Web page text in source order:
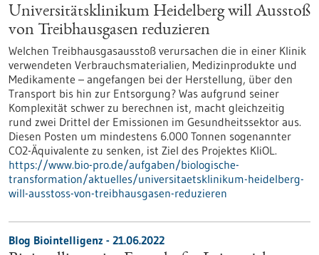
Universitätsklinikum Heidelberg will Ausstoß
von Treibhausgasen reduzieren
Welchen Treibhausgasausstoß verursachen die in einer Klinik
verwendeten Verbrauchsmaterialien, Medizinprodukte und
Medikamente – angefangen bei der Herstellung, über den
Transport bis hin zur Entsorgung? Was aufgrund seiner
Komplexität schwer zu berechnen ist, macht gleichzeitig
rund zwei Drittel der Emissionen im Gesundheitssektor aus.
Diesen Posten um mindestens 6.000 Tonnen sogenannter
CO2-Äquivalente zu senken, ist Ziel des Projektes KliOL.
https://www.bio-pro.de/aufgaben/biologische-
transformation/aktuelles/universitaetsklinikum-heidelberg-
will-ausstoss-von-treibhausgasen-reduzieren
Blog Biointelligenz - 21.06.2022